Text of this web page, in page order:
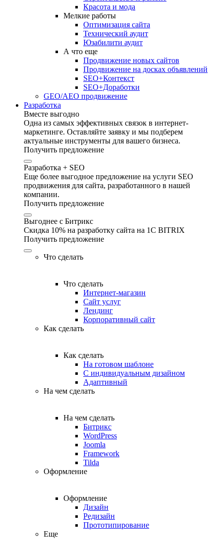
Красота и мода
Мелкие работы
Оптимизация сайта
Технический аудит
Юзабилити аудит
А что еще
Продвижение новых сайтов
Продвижение на досках объявлений
SEO+Контекст
SEO+Доработки
GEO/AEO продвижение
Разработка
Вместе выгодно
Одна из самых эффективных связок в интернет-
маркетинге. Оставляйте заявку и мы подберем
актуальные инструменты для вашего бизнеса.
Получить предложение
Разработка + SEO
Еще более выгодное предложение на услуги SEO
продвижения для сайта, разработанного в нашей
компании.
Получить предложение
Выгоднее с Битрикс
Скидка 10% на разработку сайта на 1C BITRIX
Получить предложение
Что сделать
Что сделать
Интернет-магазин
Сайт услуг
Лендинг
Корпоративный сайт
Как сделать
Как сделать
На готовом шаблоне
С индивидуальным дизайном
Адаптивный
На чем сделать
На чем сделать
Битрикс
WordPress
Joomla
Framework
Tilda
Оформление
Оформление
Дизайн
Редизайн
Прототипирование
Еще